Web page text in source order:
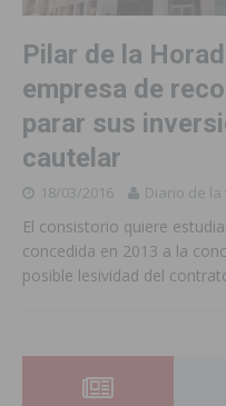
Pilar de la
empresa de
parar sus
cautelar
18/03/2016 Diario de la
El consistorio quiere
concedida en 2013 a la
posible lesividad del